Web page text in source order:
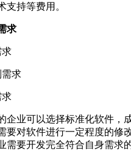
支持等费用。
求
求
需求
求
企业可以选择标准化软件，
要对软件进行一定程度的修
需要开发完全符合自身需求